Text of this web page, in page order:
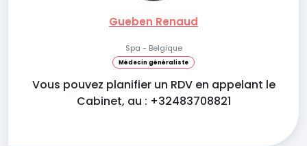
Gueben Renaud
Spa - Belgique
Médecin généraliste
Vous pouvez planifier un RDV en appelant le
Cabinet, au : +32483708821